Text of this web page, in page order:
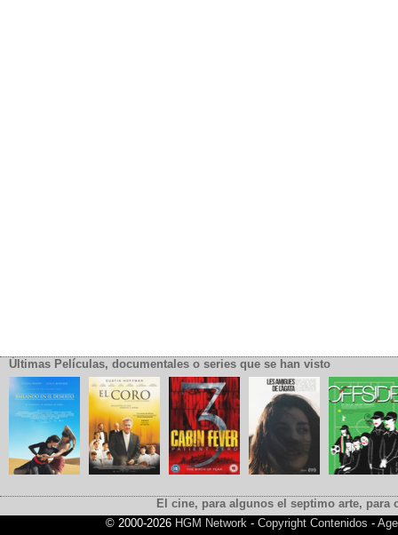
Últimas Películas, documentales o series que se han visto
El cine, para algunos el septimo arte,
© 2000-2026 HGM Network- Copyright Contenidos -